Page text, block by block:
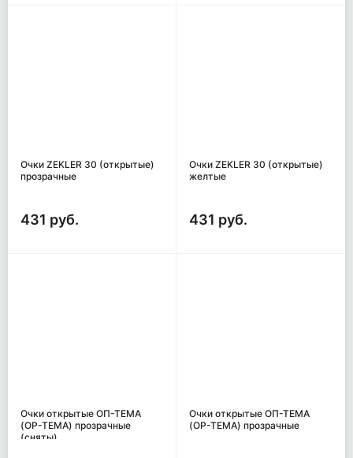
Очки ZEKLER 30 (открытые)
прозрачные
431 руб.
Очки ZEKLER 30 (открытые)
желтые
431 руб.
Очки открытые ОП-ТЕМА
(OP-TEMA) прозрачные
(сняты)
Очки открытые ОП-ТЕМА
(OP-TEMA) прозрачные